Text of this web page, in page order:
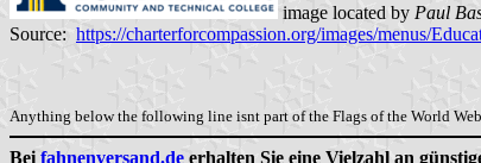
image located by Paul
Source: https://charterforcompassion.org/images/menus/
Anything below the following line isnt part of the Flags of the World
Bei fahnenversand.de erhalten Sie eine Vielzahl an